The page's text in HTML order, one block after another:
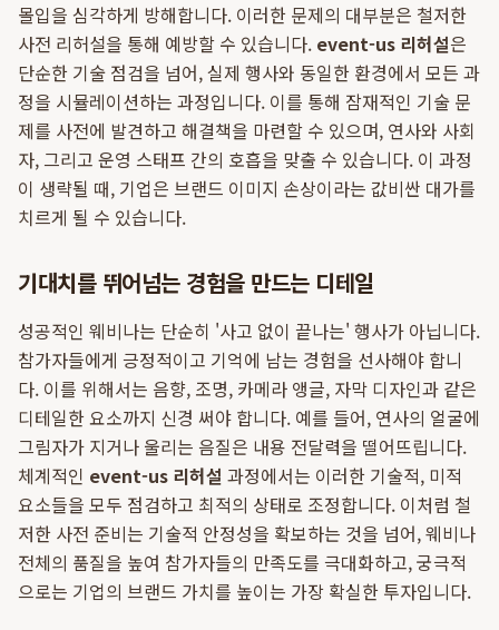
몰입을 심각하게 방해합니다. 이러한 문제의 대부분은 철저한
사전 리허설을 통해 예방할 수 있습니다. event-us 리허설은
단순한 기술 점검을 넘어, 실제 행사와 동일한 환경에서 모든 과
정을 시뮬레이션하는 과정입니다. 이를 통해 잠재적인 기술 문
제를 사전에 발견하고 해결책을 마련할 수 있으며, 연사와 사회
자, 그리고 운영 스태프 간의 호흡을 맞출 수 있습니다. 이 과정
이 생략될 때, 기업은 브랜드 이미지 손상이라는 값비싼 대가를
치르게 될 수 있습니다.
기대치를 뛰어넘는 경험을 만드는 디테일
성공적인 웨비나는 단순히 '사고 없이 끝나는' 행사가 아닙니다.
참가자들에게 긍정적이고 기억에 남는 경험을 선사해야 합니
다. 이를 위해서는 음향, 조명, 카메라 앵글, 자막 디자인과 같은
디테일한 요소까지 신경 써야 합니다. 예를 들어, 연사의 얼굴에
그림자가 지거나 울리는 음질은 내용 전달력을 떨어뜨립니다.
체계적인 event-us 리허설 과정에서는 이러한 기술적, 미적
요소들을 모두 점검하고 최적의 상태로 조정합니다. 이처럼 철
저한 사전 준비는 기술적 안정성을 확보하는 것을 넘어, 웨비나
전체의 품질을 높여 참가자들의 만족도를 극대화하고, 궁극적
으로는 기업의 브랜드 가치를 높이는 가장 확실한 투자입니다.